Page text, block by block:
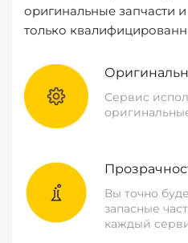
оригинальные запчасти
только
Сервис
Вы точно
запасные
каждый